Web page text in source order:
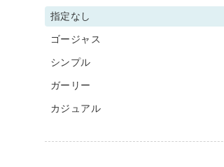
指定なし
ゴージャス
シンプル
ガーリー
カジュアル